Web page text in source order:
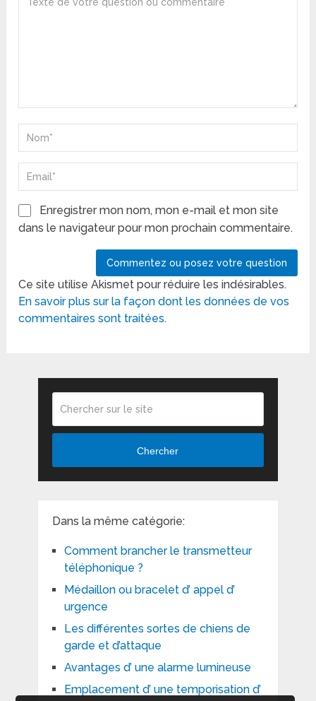
Enregistrer mon nom, mon e-mail et mon site
dans le navigateur pour mon prochain commentaire.
Ce site utilise Akismet pour réduire les indésirables.
En savoir plus sur la façon dont les données de vos
commentaires sont traitées.
Chercher
Dans la même catégorie:
Comment brancher le transmetteur
téléphonique ?
Médaillon ou bracelet d’ appel d’
urgence
Les différentes sortes de chiens de
garde et d’attaque
Avantages d’ une alarme lumineuse
Emplacement d’ une temporisation d’